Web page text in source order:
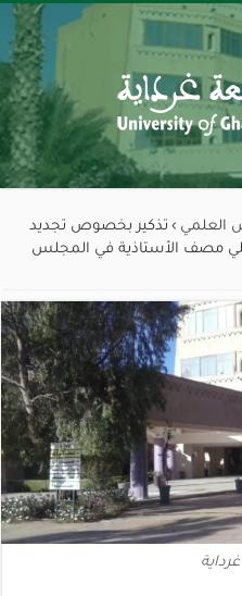
العلمي › تذكير بخصوص تجديد
مصف الأستاذية في المجلس